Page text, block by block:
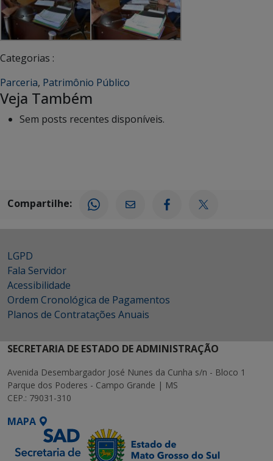
Categorias :
Parceria, Patrimônio Público
Veja Também
Sem posts recentes disponíveis.
Compartilhe:
LGPD
Fala Servidor
Acessibilidade
Ordem Cronológica de Pagamentos
Planos de Contratações Anuais
SECRETARIA DE ESTADO DE ADMINISTRAÇÃO
Avenida Desembargador José Nunes da Cunha s/n - Bloco 1
Parque dos Poderes - Campo Grande | MS
CEP.: 79031-310
MAPA